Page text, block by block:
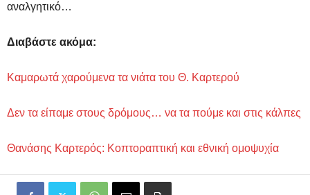
αναλγητικό…
Διαβάστε ακόμα:
Καμαρωτά χαρούμενα τα νιάτα του Θ. Καρτερού
Δεν τα είπαμε στους δρόμους… να τα πούμε και στις κάλπες
Θανάσης Καρτερός: Κοπτοραπτική και εθνική ομοψυχία